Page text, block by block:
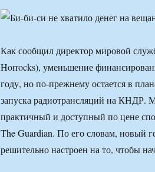
Как сообщил директор мировой
Horrocks), уменьшение
году, но по-прежнему остается в
запуска радиотрансляций на КНДР.
практичный и доступный по цене
The Guardian. По его словам, новый
решительно настроен на то, чтобы